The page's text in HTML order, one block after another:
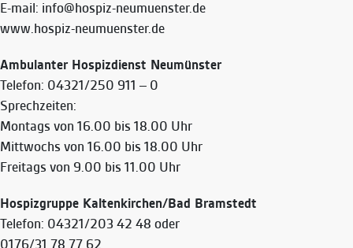
E-mail: info@hospiz-neumuenster.de
www.hospiz-neumuenster.de
Ambulanter Hospizdienst Neumünster
Telefon: 04321/250 911 – 0
Sprechzeiten:
Montags von 16.00 bis 18.00 Uhr
Mittwochs von 16.00 bis 18.00 Uhr
Freitags von 9.00 bis 11.00 Uhr
Hospizgruppe Kaltenkirchen/Bad Bramstedt
Telefon: 04321/203 42 48 oder
0176/31 78 77 62